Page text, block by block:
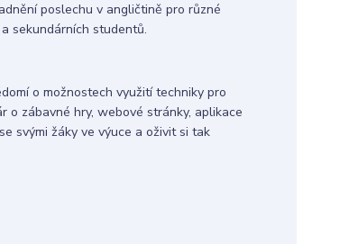
poslechu v angličtině pro různé
sekundárních studentů.
o možnostech využití techniky pro
o zábavné hry, webové stránky, aplikace
svými žáky ve výuce a oživit si tak